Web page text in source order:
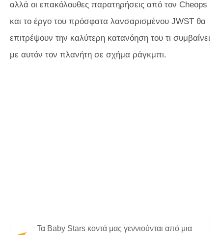
αλλά οι επακόλουθες παρατηρήσεις από τον Cheops
και το έργο του πρόσφατα λανσαρισμένου JWST θα
επιτρέψουν την καλύτερη κατανόηση του τι συμβαίνει
με αυτόν τον πλανήτη σε σχήμα ράγκμπι.
Τα Baby Stars κοντά μας γεννιούνται από μια